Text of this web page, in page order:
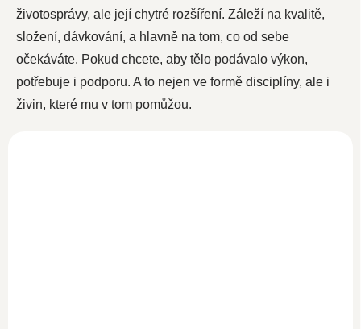
životosprávy, ale její chytré rozšíření. Záleží na kvalitě,
složení, dávkování, a hlavně na tom, co od sebe
očekáváte. Pokud chcete, aby tělo podávalo výkon,
potřebuje i podporu. A to nejen ve formě disciplíny, ale i
živin, které mu v tom pomůžou.